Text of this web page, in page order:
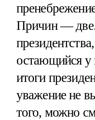
Причин — две.
остающийся у
итоги
уважение не
того, можно